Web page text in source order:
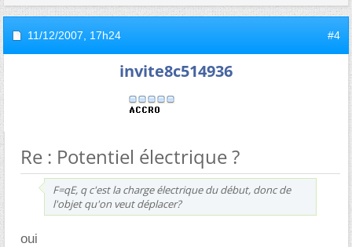
11/12/2007, 17h24 #4
invite8c514936
Re : Potentiel électrique ?
F=qE, q c'est la charge électrique du début, donc de
l'objet qu'on veut déplacer?
oui